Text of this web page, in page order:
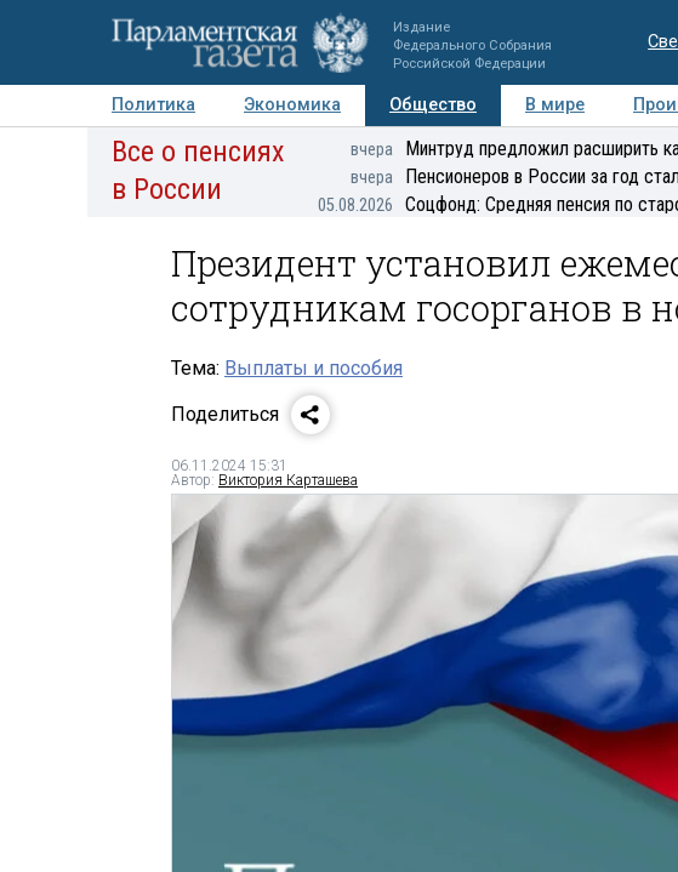
Издание
Федерального Собрания
Российской Федерации
Политика Экономика Общество В мире
Авторы Персоны Мнения Регионы
Все о пенсиях
в России
вчера Минтруд предложил расширить
вчера Пенсионеров в России за год
05.08.2026 Соцфонд: Средняя пенсия по
Президент установил
сотрудникам госорганов в
Тема: Выплаты и пособия
Поделиться
06.11.2024 15:31
Автор: Виктория Карташева